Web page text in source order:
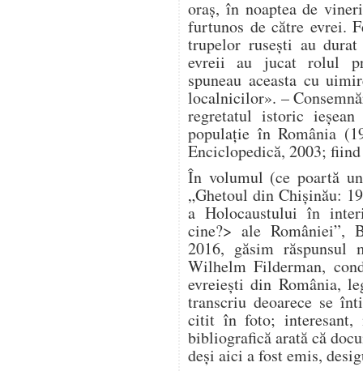
oraș, în noaptea de
furtunos de către evrei.
trupelor rusești au
evreii au jucat rolul
spuneau aceasta cu
localnicilor». –
regretatul istoric
populație în România
Enciclopedică, 2003;
În volumul (ce poartă
„Ghetoul din Chișinău:
a Holocaustului în
cine?> ale României”,
2016, găsim răspunsul
Wilhelm Filderman,
evreiești din România,
transcriu deoarece se
citit în foto; interesant,
bibliografică arată că
deși aici a fost emis,